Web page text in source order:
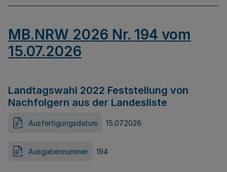
MB.NRW 2026 Nr. 194 vom
15.07.2026
Landtagswahl 2022 Feststellung von
Nachfolgern aus der Landesliste
Ausfertigungsdatum 15.07.2026
Ausgabennummer 194